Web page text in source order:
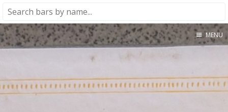
Home
★★★★☆
MENU